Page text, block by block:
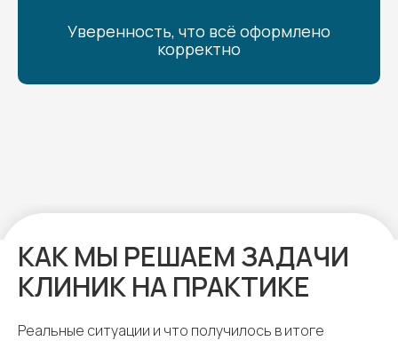
Уверенность, что всё оформлено
корректно
КАК МЫ РЕШАЕМ ЗАДАЧИ
КЛИНИК НА ПРАКТИКЕ
Реальные ситуации и что получилось в итоге